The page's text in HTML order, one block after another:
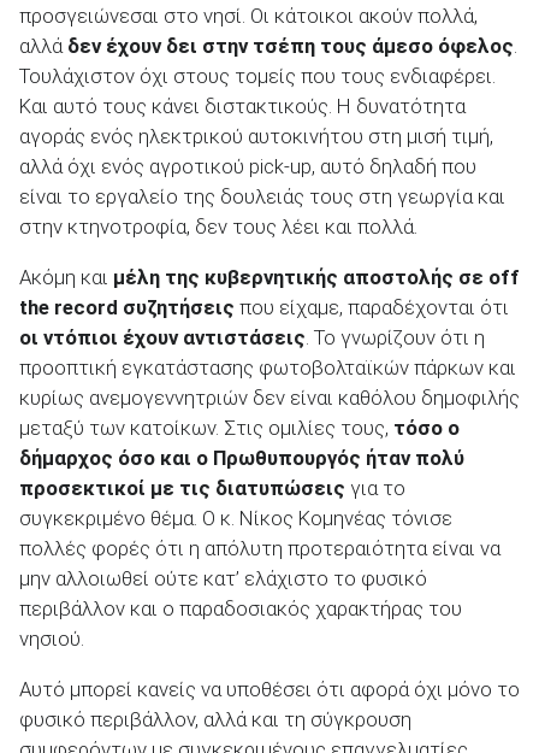
προσγειώνεσαι στο νησί. Οι κάτοικοι ακούν πολλά,
αλλά δεν έχουν δει στην τσέπη τους άμεσο όφελος.
Τουλάχιστον όχι στους τομείς που τους ενδιαφέρει.
Και αυτό τους κάνει διστακτικούς. Η δυνατότητα
αγοράς ενός ηλεκτρικού αυτοκινήτου στη μισή τιμή,
αλλά όχι ενός αγροτικού pick-up, αυτό δηλαδή που
είναι το εργαλείο της δουλειάς τους στη γεωργία και
στην κτηνοτροφία, δεν τους λέει και πολλά.
Ακόμη και μέλη της κυβερνητικής αποστολής σε off
the record συζητήσεις που είχαμε, παραδέχονται ότι
οι ντόπιοι έχουν αντιστάσεις. Το γνωρίζουν ότι η
προοπτική εγκατάστασης φωτοβολταϊκών πάρκων και
κυρίως ανεμογεννητριών δεν είναι καθόλου δημοφιλής
μεταξύ των κατοίκων. Στις ομιλίες τους, τόσο ο
δήμαρχος όσο και ο Πρωθυπουργός ήταν πολύ
προσεκτικοί με τις διατυπώσεις για το
συγκεκριμένο θέμα. Ο κ. Νίκος Κομηνέας τόνισε
πολλές φορές ότι η απόλυτη προτεραιότητα είναι να
μην αλλοιωθεί ούτε κατ’ ελάχιστο το φυσικό
περιβάλλον και ο παραδοσιακός χαρακτήρας του
νησιού.
Αυτό μπορεί κανείς να υποθέσει ότι αφορά όχι μόνο το
φυσικό περιβάλλον, αλλά και τη σύγκρουση